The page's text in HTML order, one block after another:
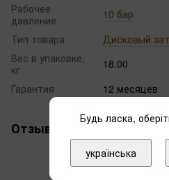
Рабочее
давление
10 бар
Тип товара
Дисковый
Вес в упаковке,
кг
18.00
Гарантия
12 месяцев
Отзывы
Будь ласка,
українська